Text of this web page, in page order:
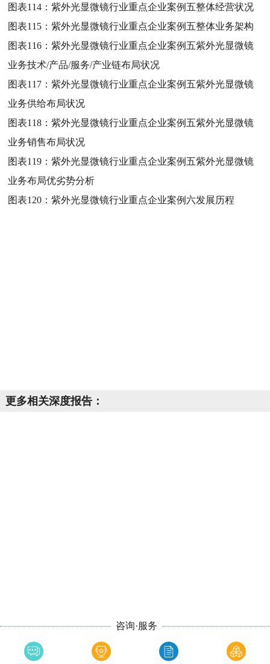
图表114：紫外光显微镜行业重点企业案例五整体经营状况
图表115：紫外光显微镜行业重点企业案例五整体业务架构
图表116：紫外光显微镜行业重点企业案例五紫外光显微镜
业务技术/产品/服务/产业链布局状况
图表117：紫外光显微镜行业重点企业案例五紫外光显微镜
业务供给布局状况
图表118：紫外光显微镜行业重点企业案例五紫外光显微镜
业务销售布局状况
图表119：紫外光显微镜行业重点企业案例五紫外光显微镜
业务布局优劣势分析
图表120：紫外光显微镜行业重点企业案例六发展历程
更多相关深度报告：
咨询·服务